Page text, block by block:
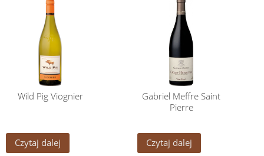
Wild Pig Viognier
Czytaj dalej
Gabriel Meffre Saint
Pierre
Czytaj dalej